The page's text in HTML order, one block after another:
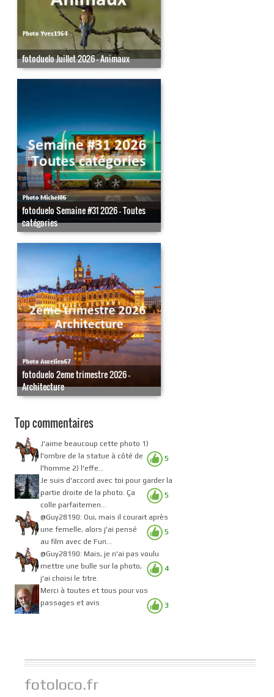
fotoduelo Juillet 2026 - Animaux
fotoduelo Semaine #31 2026 - Toutes
catégories
fotoduelo 2eme trimestre 2026 -
Architecture
Top commentaires
5
J'aime beaucoup cette photo 1)
l'ombre de la statue à côté de
l'homme 2) l'effe...
5
Je suis d'accord avec toi pour garder la
partie droite de la photo. Ça
colle parfaitemen...
5
@Guy28190: Oui, mais il courait après
une femelle, alors j'ai pensé
au film avec de Fun...
4
@Guy28190: Mais, je n'ai pas voulu
mettre une bulle sur la photo,
j'ai choisi le titre.
3
Merci à toutes et tous pour vos
passages et avis
fotoloco.fr